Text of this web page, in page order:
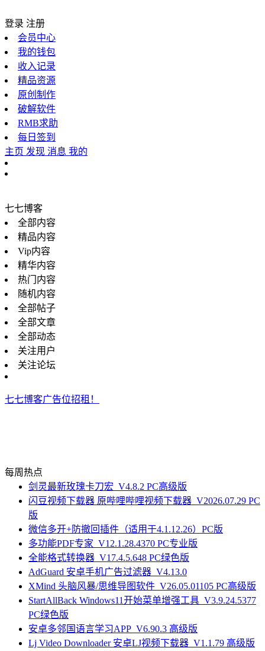
登录 注册
会员中心
我的钱包
收入记录
精品资源
原创制作
破解软件
RMB求助
每日签到
主页 发现 消息 我的
七七博客
全部内容
精品内容
Vip内容
精华内容
热门内容
随机内容
全部帖子
全部文章
全部动态
关注用户
关注论坛
七七博客广告位招租！
每周热点
剑灵最新玫瑰卡刀宏_V4.8.2 PC高级版
闪豆视频下载器 原哔哩哔哩视频下载器_V2026.07.29 PC
版
微信多开+防撤回插件（适用于4.1.12.26）PC版
多功能PDF专家_V12.1.28.4370 PC专业版
全能格式转换器_V17.4.5.648 PC绿色版
AdGuard 安卓手机广告过滤器_V4.13.0
XMind 头脑风暴/思维导图软件_V26.05.01105 PC高级版
StartAllBack Windows11开始菜单增强工具_V3.9.24.5377
PC绿色版
安卓多邻国语言学习APP_V6.90.3 高级版
Lj Video Downloader 安卓LJ视频下载器_V1.1.79 高级版